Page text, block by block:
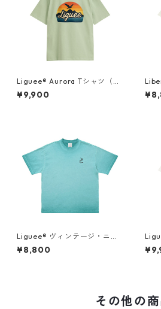
Liguee®️ Aurora Tシャツ（胸
ロゴ刺繍&バックプリント）
¥9,900
繍）
Liguee®️ ヴィンテージ・ニュ
アンス Tシャツ（刺繍ロゴ）タ
ーコイズブルー
¥8,800
ゴ
その他の